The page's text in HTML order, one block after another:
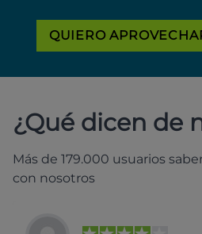
QUIERO
¿Qué dicen de
Más de 179.000 usuarios
con nosotros